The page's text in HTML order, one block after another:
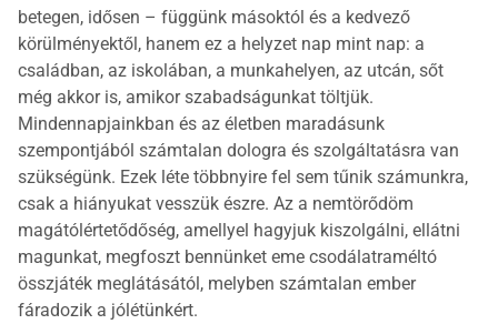
betegen, idősen – függünk másoktól és a kedvező
körülményektől, hanem ez a helyzet nap mint nap: a
családban, az iskolában, a munkahelyen, az utcán, sőt
még akkor is, amikor szabadságunkat töltjük.
Mindennapjainkban és az életben maradásunk
szempontjából számtalan dologra és szolgáltatásra van
szükségünk. Ezek léte többnyire fel sem tűnik számunkra,
csak a hiányukat vesszük észre. Az a nemtörődöm
magátólértetődőség, amellyel hagyjuk kiszolgálni, ellátni
magunkat, megfoszt bennünket eme csodálatraméltó
összjáték meglátásától, melyben számtalan ember
fáradozik a jólétünkért.